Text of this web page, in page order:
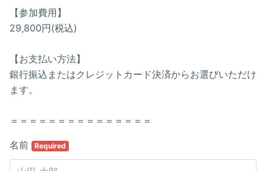
【参加費用】
29,800円(税込)
【お支払い方法】
銀行振込またはクレジットカード決済からお選びいただけ
ます。
＝＝＝＝＝＝＝＝＝＝＝＝＝＝＝
名前 Required